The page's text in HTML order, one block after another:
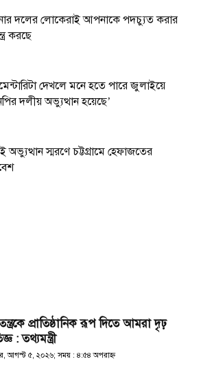
দলের লোকেরাই আপনাকে পদচ্যুত করার
করছে
দেখলে মনে হতে পারে জুলাইয়ে
দলীয় অভ্যুত্থান হয়েছে’
অভ্যুত্থান স্মরণে চট্টগ্রামে হেফাজতের
প্রাতিষ্ঠানিক রূপ দিতে আমরা দৃঢ়
: তথ্যমন্ত্রী
আগস্ট ৫, ২০২৬; সময় : ৪:৫৪ অপরাহ্ণ